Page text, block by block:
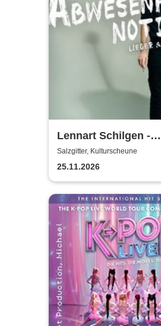
Lennart Schilgen -
Abwesenheitsnotizen
Salzgitter, Kulturscheune
25.11.2026